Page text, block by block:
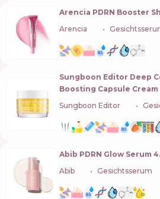
Arencia PDRN Booster
Arencia
Sungboon Editor Deep
Boosting Capsule Cream
Sungboon Editor
Abib PDRN Glow Serum
Abib
Gesichtsserum